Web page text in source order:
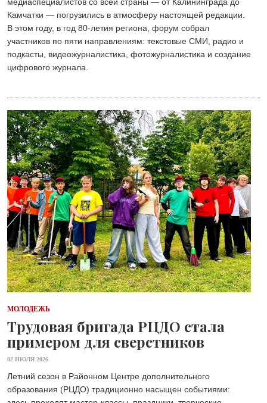
Камчатки — погрузились в атмосферу настоящей редакции.
В этом году, в год 80-летия региона, форум собрал
участников по пяти направлениям: текстовые СМИ, радио и
подкасты, видеожурналистика, фотожурналистика и создание
цифрового журнала.
МОЛОДЕЖЬ
Трудовая бригада РЦДО стала
примером для сверстников
02 ИЮЛЯ 2026
Летний сезон в Районном Центре дополнительного
образования (РЦДО) традиционно насыщен событиями: